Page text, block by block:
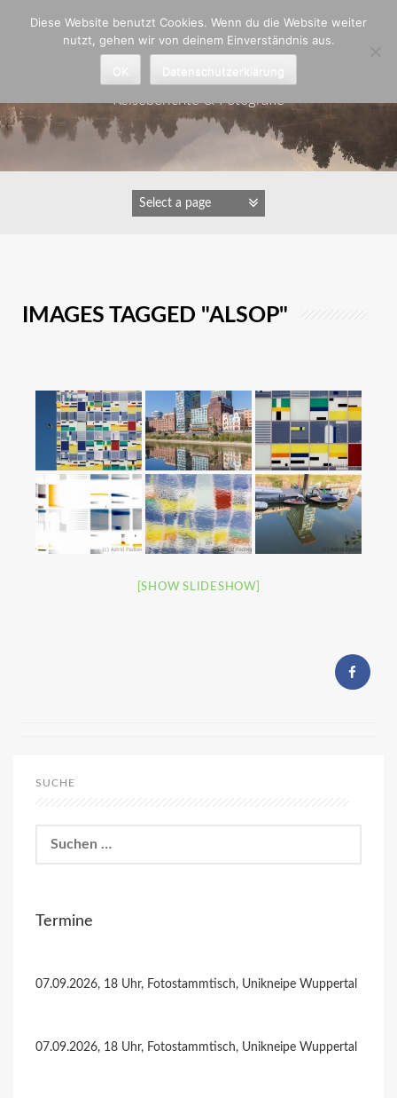
Astrid Padberg
Reiseberichte & Fotografie
IMAGES TAGGED "ALSOP"
[SHOW SLIDESHOW]
SUCHE
nach:
Termine
07.09.2026, 18 Uhr, Fotostammtisch, Unikneipe Wuppertal
07.09.2026, 18 Uhr, Fotostammtisch, Unikneipe Wuppertal
Diese Website benutzt Cookies. Wenn du die Website weiter
nutzt, gehen wir von deinem Einverständnis aus.